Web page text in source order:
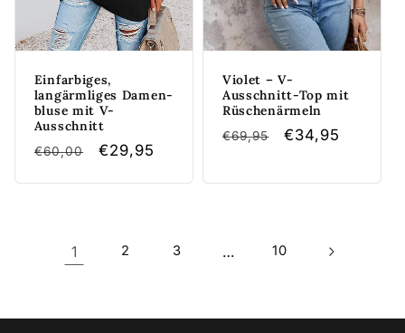
Einfarbiges,
langärmliges Damen-
bluse mit V-
Ausschnitt
Normaler
€60,00 Verkaufspreis
€29,95
Violet – V-
Ausschnitt-Top mit
Rüschenärmeln
Normaler
€69,95 Verkaufspreis
€34,95
1 2 3 … 10